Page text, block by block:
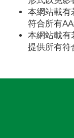
本網站載有
符合所有
本網站載有
提供所有符